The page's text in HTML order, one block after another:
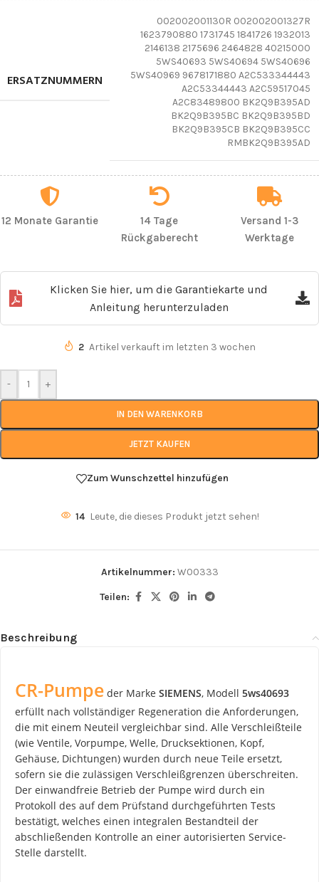
ERSATZNUMMERN
002002001130R 002002001327R
1623790880 1731745 1841726 1932013
2146138 2175696 2464828 40215000
5WS40693 5WS40694 5WS40696
5WS40969 9678171880 A2C533344443
A2C53344443 A2C59517045
A2C83489800 BK2Q9B395AD
BK2Q9B395BC BK2Q9B395BD
BK2Q9B395CB BK2Q9B395CC
RMBK2Q9B395AD
12 Monate Garantie
14 Tage
Rückgaberecht
Versand 1-3
Werktage
Klicken Sie hier, um die Garantiekarte und
Anleitung herunterzuladen
2 Artikel verkauft im letzten 3 wochen
- +
IN DEN WARENKORB
JETZT KAUFEN
Zum Wunschzettel hinzufügen
14 Leute, die dieses Produkt jetzt sehen!
Artikelnummer: W00333
Teilen:
Beschreibung
CR-Pumpe der Marke SIEMENS, Modell 5ws40693
erfüllt nach vollständiger Regeneration die Anforderungen,
die mit einem Neuteil vergleichbar sind. Alle Verschleißteile
(wie Ventile, Vorpumpe, Welle, Drucksektionen, Kopf,
Gehäuse, Dichtungen) wurden durch neue Teile ersetzt,
sofern sie die zulässigen Verschleißgrenzen überschreiten.
Der einwandfreie Betrieb der Pumpe wird durch ein
Protokoll des auf dem Prüfstand durchgeführten Tests
bestätigt, welches einen integralen Bestandteil der
abschließenden Kontrolle an einer autorisierten Service-
Stelle darstellt.